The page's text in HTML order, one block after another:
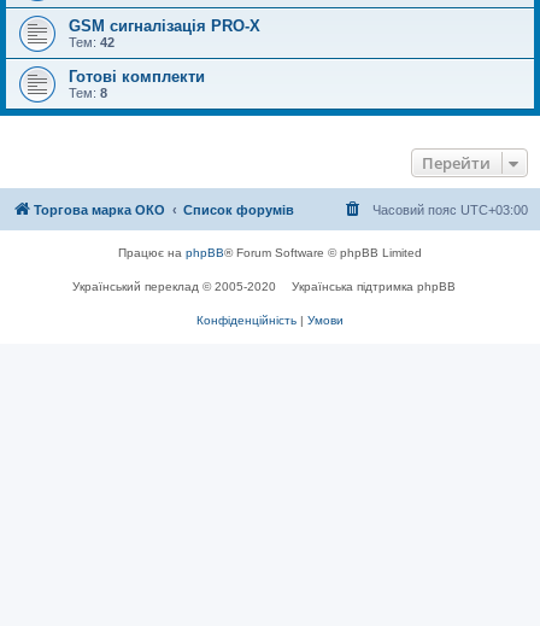
GSM сигналізація PRO-X
Тем: 42
Готові комплекти
Тем: 8
Перейти
Торгова марка ОКО Список форумів Часовий пояс UTC+03:00
Працює на phpBB® Forum Software © phpBB Limited
Український переклад © 2005-2020 Українська підтримка phpBB
Конфіденційність | Умови